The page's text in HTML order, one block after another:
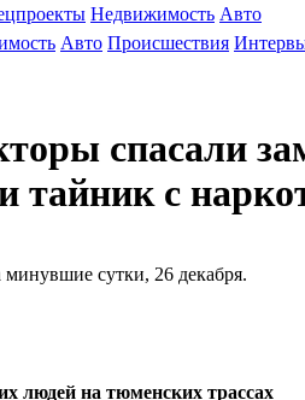
Недвижимость Авто
Авто Происшествия
спасали
тайник с
сутки, 26 декабря.
людей на тюменских трассах